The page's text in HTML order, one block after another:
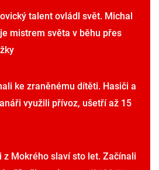
talent ovládl svět. Michal
je mistrem světa v běhu přes
ke zraněnému dítěti. Hasiči a
využili přívoz, ušetří až 15
z Mokrého slaví sto let. Začínali